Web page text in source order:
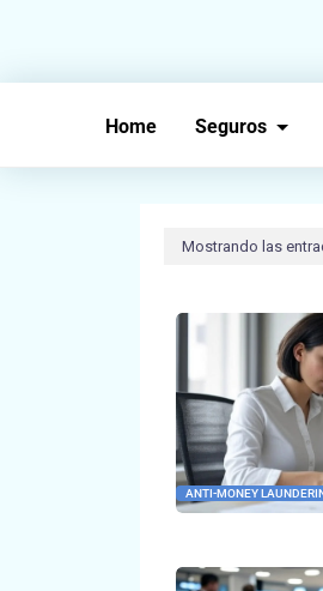
Home Seguros
Mostrando las
ANTI-MONEY